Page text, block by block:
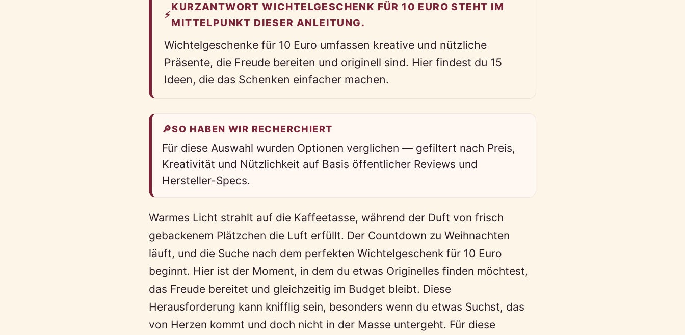
⚡
KURZANTWORT WICHTELGESCHENK FÜR 10 EURO STEHT IM
MITTELPUNKT DIESER ANLEITUNG.
Wichtelgeschenke für 10 Euro umfassen kreative und nützliche
Präsente, die Freude bereiten und originell sind. Hier findest du 15
Ideen, die das Schenken einfacher machen.
🔎SO HABEN WIR RECHERCHIERT
Für diese Auswahl wurden Optionen verglichen — gefiltert nach Preis,
Kreativität und Nützlichkeit auf Basis öffentlicher Reviews und
Hersteller-Specs.
Warmes Licht strahlt auf die Kaffeetasse, während der Duft von frisch
gebackenem Plätzchen die Luft erfüllt. Der Countdown zu Weihnachten
läuft, und die Suche nach dem perfekten Wichtelgeschenk für 10 Euro
beginnt. Hier ist der Moment, in dem du etwas Originelles finden möchtest,
das Freude bereitet und gleichzeitig im Budget bleibt. Diese
Herausforderung kann knifflig sein, besonders wenn du etwas Suchst, das
von Herzen kommt und doch nicht in der Masse untergeht. Für diese